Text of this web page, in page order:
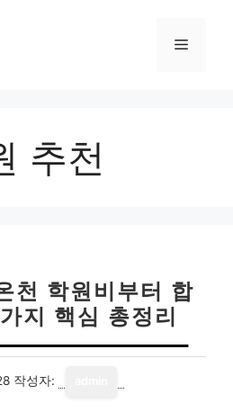
메
추천
천 학원비부터 합
지 핵심 총정리
작성자: